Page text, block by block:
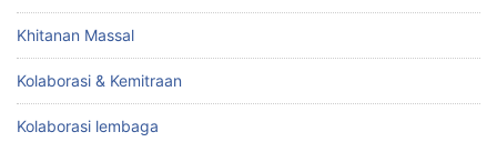
Khitanan Massal
Kolaborasi & Kemitraan
Kolaborasi lembaga